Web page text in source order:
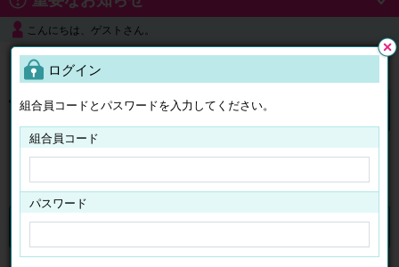
こんにちは、ゲストさん。
よくある質問
ログイン
チケット マイページ
ログイン
組合員コードとパスワードを入力してください。
組合員コード
パスワード